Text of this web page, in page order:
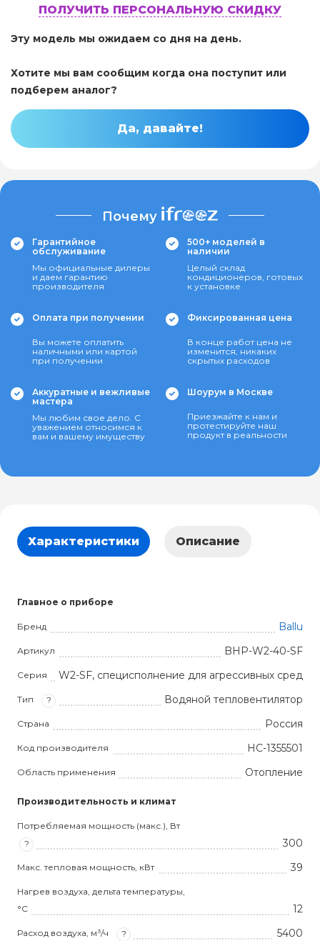
ПОЛУЧИТЬ ПЕРСОНАЛЬНУЮ СКИДКУ
Эту модель мы ожидаем со дня на день.
Хотите мы вам сообщим когда она поступит или
подберем аналог?
Да, давайте!
Почему
Гарантийное
обслуживание
Мы официальные дилеры
и даем гарантию
производителя
500+ моделей в
наличии
Целый склад
кондиционеров, готовых
к установке
Оплата при получении
Вы можете оплатить
наличными или картой
при получении
Фиксированная цена
В конце работ цена не
изменится, никаких
скрытых расходов
Аккуратные и вежливые
мастера
Мы любим свое дело. С
уважением относимся к
вам и вашему имуществу
Шоурум в Москве
Приезжайте к нам и
протестируйте наш
продукт в реальности
Характеристики Описание
Главное о приборе
Бренд Ballu
Артикул BHP-W2-40-SF
Серия W2-SF, специсполнение для агрессивных сред
Тип ? Водяной тепловентилятор
Страна Россия
Код производителя НС-1355501
Область применения Отопление
Производительность и климат
Потребляемая мощность (макс.), Вт
?
300
Макс. тепловая мощность, кВт 39
Нагрев воздуха, дельта температуры,
°С
12
Расход воздуха, м³/ч ? 5400